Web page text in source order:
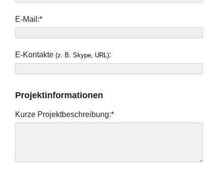
E-Mail:*
E-Kontakte (z. B. Skype, URL):
Projektinformationen
Kurze Projektbeschreibung:*